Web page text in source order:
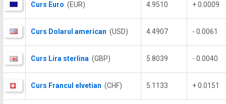
Curs Euro (EUR) 4.9510 + 0.0009
Curs Dolarul american (USD) 4.4907 - 0.0061
Curs Lira sterlina (GBP) 5.8039 - 0.0040
Curs Francul elvetian (CHF) 5.1133 + 0.0151